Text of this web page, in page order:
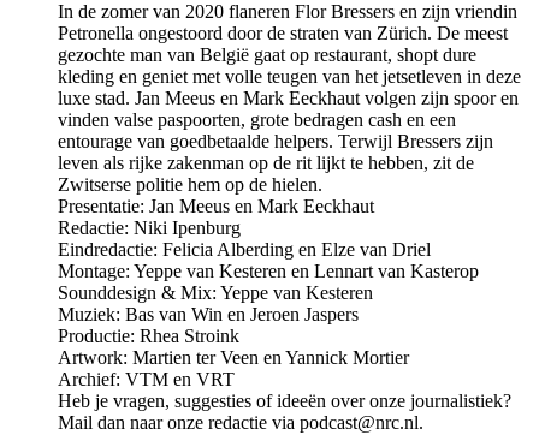
In de zomer van 2020 flaneren Flor Bressers en zijn vriendin
Petronella ongestoord door de straten van Zürich. De meest
gezochte man van België gaat op restaurant, shopt dure
kleding en geniet met volle teugen van het jetsetleven in deze
luxe stad. Jan Meeus en Mark Eeckhaut volgen zijn spoor en
vinden valse paspoorten, grote bedragen cash en een
entourage van goedbetaalde helpers. Terwijl Bressers zijn
leven als rijke zakenman op de rit lijkt te hebben, zit de
Zwitserse politie hem op de hielen.
Presentatie: Jan Meeus en Mark Eeckhaut
Redactie: Niki Ipenburg
Eindredactie: Felicia Alberding en Elze van Driel
Montage: Yeppe van Kesteren en Lennart van Kasterop
Sounddesign & Mix: Yeppe van Kesteren
Muziek: Bas van Win en Jeroen Jaspers
Productie: Rhea Stroink
Artwork: Martien ter Veen en Yannick Mortier
Archief: VTM en VRT
Heb je vragen, suggesties of ideeën over onze journalistiek?
Mail dan naar onze redactie via podcast@nrc.nl.